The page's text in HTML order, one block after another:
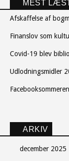
MEST
Afskaffelse af
Finanslov som
Covid-19 blev
Udlodningsmidler
ARKIV
december 2025